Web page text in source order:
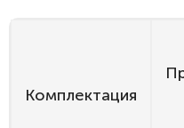
Комплектация